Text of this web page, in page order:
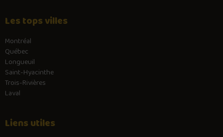
Les tops villes
Montréal
Québec
Longueuil
Saint-Hyacinthe
Trois-Rivières
Laval
Liens utiles